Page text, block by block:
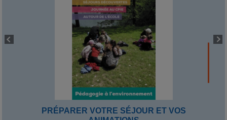
PRÉPARER VOTRE SÉJOUR ET VOS